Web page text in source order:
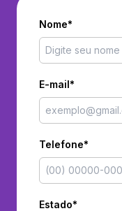
Nome*
E-mail*
Telefone*
Estado*